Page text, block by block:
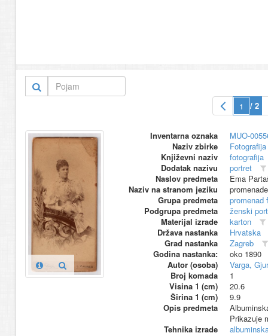
/ 2
Inventarna oznaka
MUO-
Naziv zbirke
Književni naziv
fotografija
Dodatak nazivu
portret
Naslov predmeta
Ema
Naziv na stranom jeziku
promenade
Grupa predmeta
promenad
Podgrupa predmeta
ženski
Materijal izrade
karton
Država nastanka
Hrvatska
Grad nastanka
Zagreb
Godina nastanka:
oko 1890
Autor (osoba)
Varga,
Broj komada
1
Visina 1 (cm)
20.6
Širina 1 (cm)
9.9
Opis predmeta
Prikazuje
Tehnika izrade